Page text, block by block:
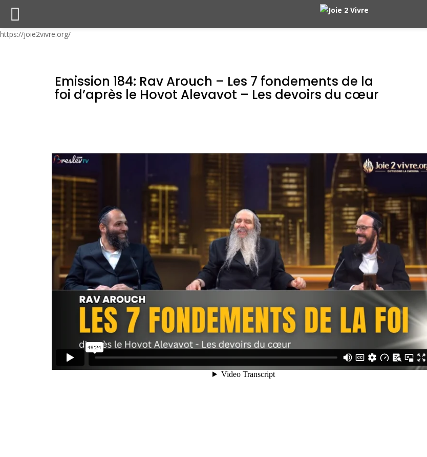
https://joie2vivre.org/
Emission 184: Rav Arouch – Les 7 fondements de la
foi d’après le Hovot Alevavot – Les devoirs du cœur